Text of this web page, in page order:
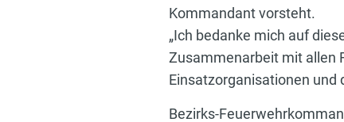
Kommandant vorsteht.
„Ich bedanke mich auf
Zusammenarbeit mit allen
Einsatzorganisationen und
Bezirks-